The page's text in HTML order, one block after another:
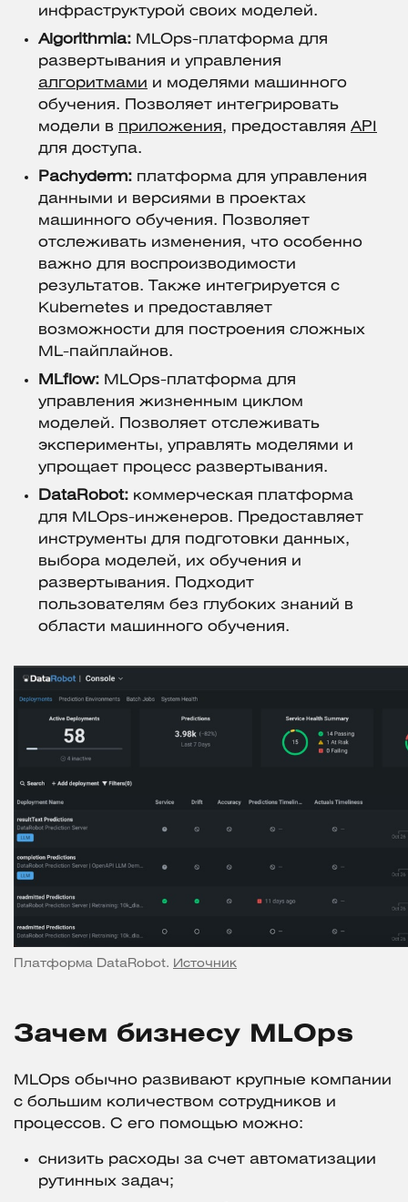
инфраструктурой своих моделей.
Algorithmia: MLOps-платформа для
развертывания и управления
алгоритмами и моделями машинного
обучения. Позволяет интегрировать
модели в приложения, предоставляя API
для доступа.
Pachyderm: платформа для управления
данными и версиями в проектах
машинного обучения. Позволяет
отслеживать изменения, что особенно
важно для воспроизводимости
результатов. Также интегрируется с
Kubernetes и предоставляет
возможности для построения сложных
ML-пайплайнов.
MLflow: MLOps-платформа для
управления жизненным циклом
моделей. Позволяет отслеживать
эксперименты, управлять моделями и
упрощает процесс развертывания.
DataRobot: коммерческая платформа
для MLOps-инженеров. Предоставляет
инструменты для подготовки данных,
выбора моделей, их обучения и
развертывания. Подходит
пользователям без глубоких знаний в
области машинного обучения.
Платформа DataRobot. Источник
Зачем бизнесу MLOps
MLOps обычно развивают крупные компании
с большим количеством сотрудников и
процессов. С его помощью можно:
снизить расходы за счет автоматизации
рутинных задач;